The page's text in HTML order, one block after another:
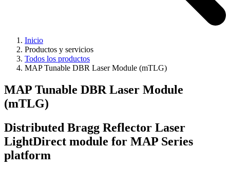
Inicio
Productos y servicios
Todos los productos
MAP Tunable DBR Laser Module (mTLG)
MAP Tunable DBR Laser Module
(mTLG)
Distributed Bragg Reflector Laser
LightDirect module for MAP Series
platform